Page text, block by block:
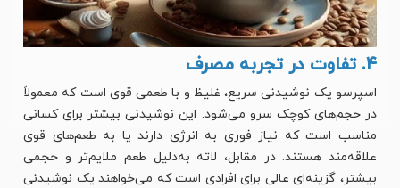
۴. تفاوت در تجربه مصرف
اسپرسو یک نوشیدنی سریع، غلیظ و با طعمی قوی است که معمولاً
در حجم‌های کوچک سرو می‌شود. این نوشیدنی بیشتر برای کسانی
مناسب است که نیاز فوری به انرژی دارند یا به طعم‌های قوی
علاقه‌مند هستند. در مقابل، لاته به‌دلیل طعم ملایم‌تر و حجمی
بیشتر، گزینه‌ای عالی برای افرادی است که می‌خواهند یک نوشیدنی